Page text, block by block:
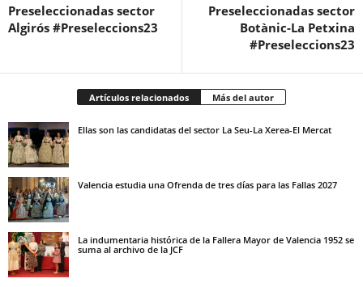
Preseleccionadas sector
Algirós #Preseleccions23
Preseleccionadas sector
Botànic-La Petxina
#Preseleccions23
Artículos relacionados Más del autor
Ellas son las candidatas del sector La Seu-La Xerea-El Mercat
Valencia estudia una Ofrenda de tres días para las Fallas 2027
La indumentaria histórica de la Fallera Mayor de Valencia 1952 se
suma al archivo de la JCF